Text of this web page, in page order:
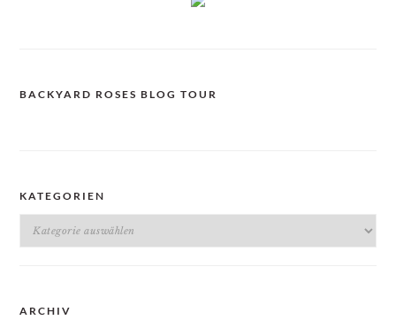
BACKYARD ROSES BLOG TOUR
KATEGORIEN
Kategorien
ARCHIV